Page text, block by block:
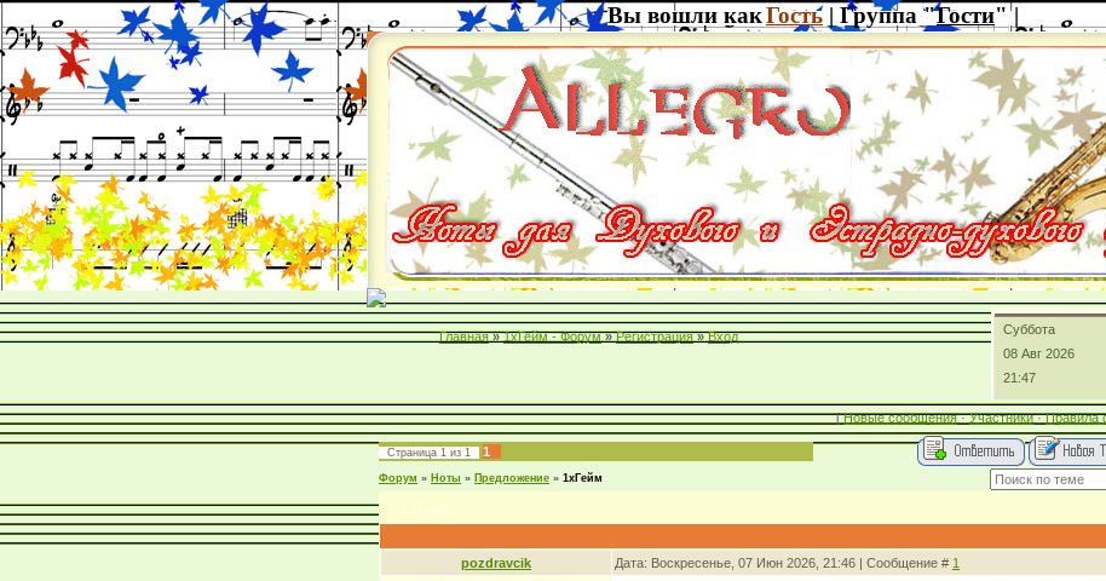
Вы вошли какГость | Группа "Гости" |
Главная » 1хГейм - Форум » Регистрация » Вход
Суббота
08 Авг 2026
21:47
[Новые сообщения·Участники·Правила
Страница 1 из 1 1
Форум » Ноты » Предложение » 1хГейм
pozdravcik Дата: Воскресенье, 07 Июн 2026, 21:46 | Сообщение # 1